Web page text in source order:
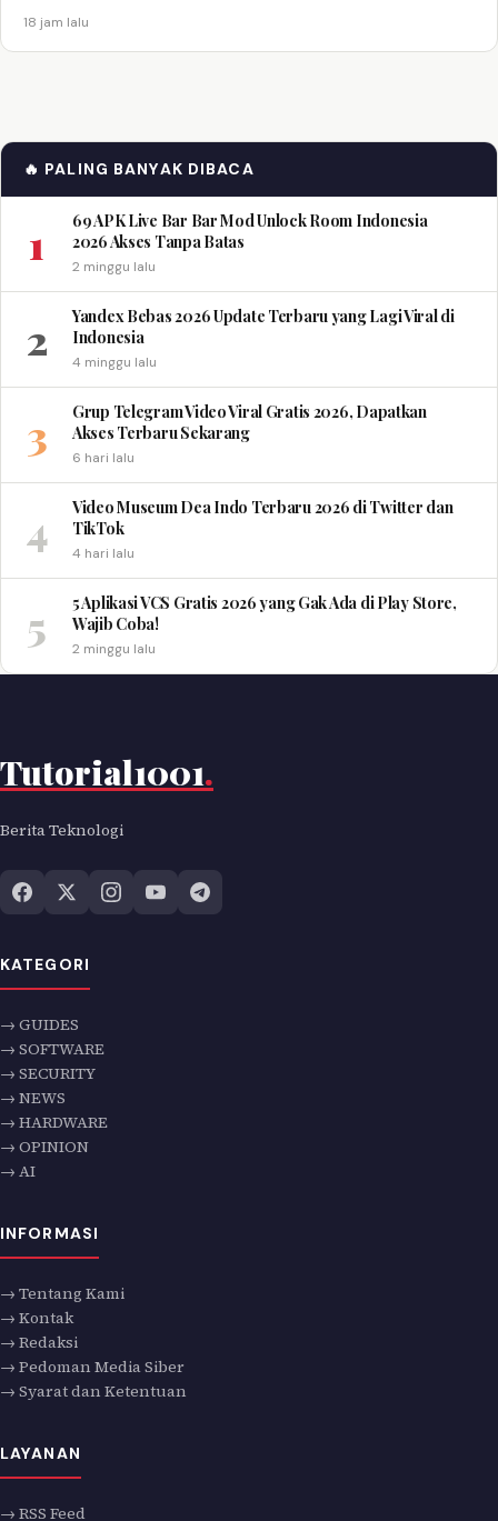
18 jam lalu
🔥 PALING BANYAK DIBACA
1
69 APK Live Bar Bar Mod Unlock Room Indonesia
2026 Akses Tanpa Batas
2 minggu lalu
2
Yandex Bebas 2026 Update Terbaru yang Lagi Viral di
Indonesia
4 minggu lalu
3
Grup Telegram Video Viral Gratis 2026, Dapatkan
Akses Terbaru Sekarang
6 hari lalu
4
Video Museum Dea Indo Terbaru 2026 di Twitter dan
TikTok
4 hari lalu
5
5 Aplikasi VCS Gratis 2026 yang Gak Ada di Play Store,
Wajib Coba!
2 minggu lalu
Tutorial1001.
Berita Teknologi
KATEGORI
→ GUIDES
→ SOFTWARE
→ SECURITY
→ NEWS
→ HARDWARE
→ OPINION
→ AI
INFORMASI
→ Tentang Kami
→ Kontak
→ Redaksi
→ Pedoman Media Siber
→ Syarat dan Ketentuan
LAYANAN
→ RSS Feed